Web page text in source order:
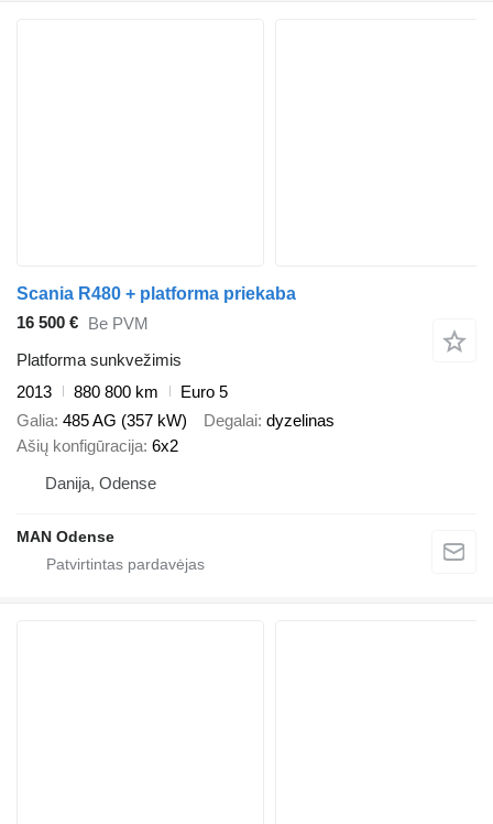
Scania R480 + platforma priekaba
16 500 € Be PVM
Platforma sunkvežimis
2013
880 800 km
Euro 5
Galia 485 AG (357 kW) Degalai dyzelinas
Ašių konfigūracija 6x2
Danija, Odense
MAN Odense